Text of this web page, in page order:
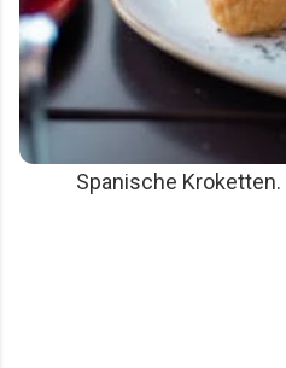
Spanische Kroketten.